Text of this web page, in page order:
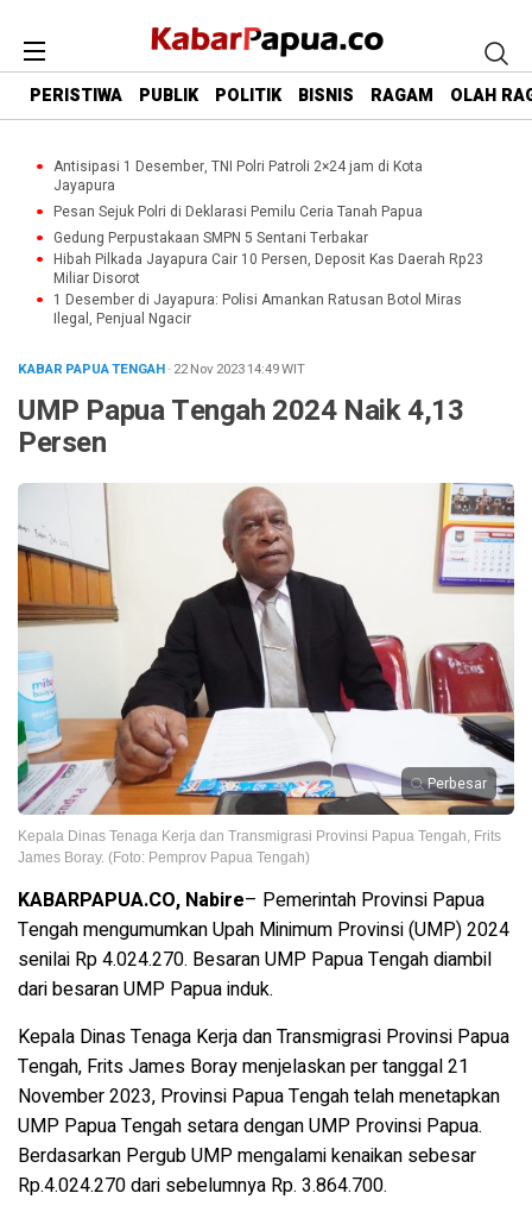
PERISTIWA PUBLIK POLITIK BISNIS RAGAM OLAH
Antisipasi 1 Desember, TNI Polri Patroli 2×24 jam di Kota
Jayapura
Pesan Sejuk Polri di Deklarasi Pemilu Ceria Tanah Papua
Gedung Perpustakaan SMPN 5 Sentani Terbakar
Hibah Pilkada Jayapura Cair 10 Persen, Deposit Kas Daerah Rp23
Miliar Disorot
1 Desember di Jayapura: Polisi Amankan Ratusan Botol Miras
Ilegal, Penjual Ngacir
KABAR PAPUA TENGAH· 22 Nov 202314:49WIT
UMP Papua Tengah 2024 Naik 4,13
Persen
Perbesar
Kepala Dinas Tenaga Kerja dan Transmigrasi Provinsi Papua Tengah, Frits
James Boray. (Foto: Pemprov Papua Tengah)
KABARPAPUA.CO, Nabire– Pemerintah Provinsi Papua
Tengah mengumumkan Upah Minimum Provinsi (UMP) 2024
senilai Rp 4.024.270. Besaran UMP Papua Tengah diambil
dari besaran UMP Papua induk.
Kepala Dinas Tenaga Kerja dan Transmigrasi Provinsi Papua
Tengah, Frits James Boray menjelaskan per tanggal 21
November 2023, Provinsi Papua Tengah telah menetapkan
UMP Papua Tengah setara dengan UMP Provinsi Papua.
Berdasarkan Pergub UMP mengalami kenaikan sebesar
Rp.4.024.270 dari sebelumnya Rp. 3.864.700.